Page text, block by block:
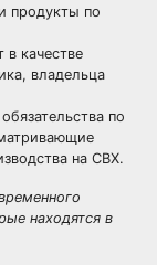
продукты по
качестве
владельца
по
на СВХ.
находятся в